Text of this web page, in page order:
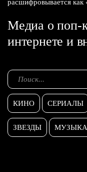
расшифровывается как
Медиа о поп-
интернете и
КИНО СЕРИАЛЫ
ЗВЕЗДЫ МУЗЫКА